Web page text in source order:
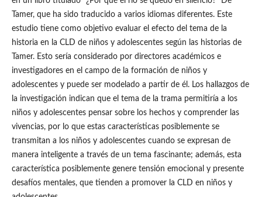
Tamer, que ha sido traducido a varios idiomas diferentes. Este
estudio tiene como objetivo evaluar el efecto del tema de la
historia en la CLD de niños y adolescentes según las historias de
Tamer. Esto sería considerado por directores académicos e
investigadores en el campo de la formación de niños y
adolescentes y puede ser modelado a partir de él. Los hallazgos de
la investigación indican que el tema de la trama permitiría a los
niños y adolescentes pensar sobre los hechos y comprender las
vivencias, por lo que estas características posiblemente se
transmitan a los niños y adolescentes cuando se expresan de
manera inteligente a través de un tema fascinante; además, esta
característica posiblemente genere tensión emocional y presente
desafíos mentales, que tienden a promover la CLD en niños y